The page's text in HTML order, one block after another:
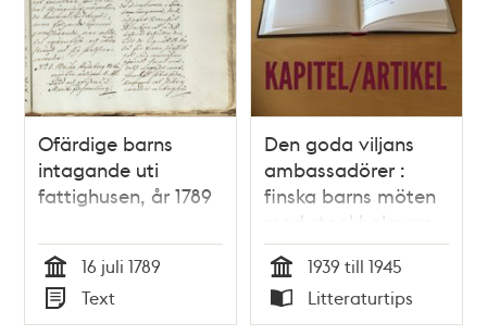
Ofärdige barns
intagande uti
fattighusen, år 1789
Tid
16 juli 1789
Typ
Text
Den goda viljans
ambassadörer :
finska barns möten
med stockholmare
under andra
världskriget / Ann
Nehlin
Tid
1939 till 1945
Typ
Litteraturtips